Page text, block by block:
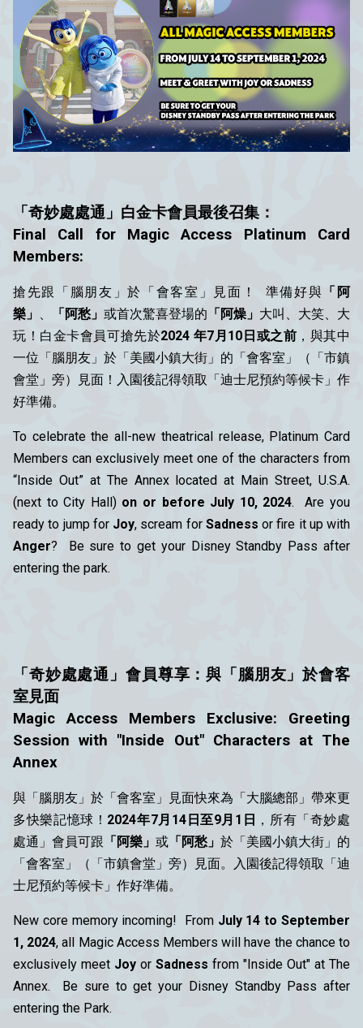
「奇妙處處通」白金卡會員最後召集：
Final Call for Magic Access Platinum Card
Members:
搶先跟「腦朋友」於「會客室」見面！ ‌ 準備好與 「阿
樂」 、 「阿愁」 或首次驚喜登場的 「阿燥」 大叫、大笑、大
玩！白金卡會員可搶先於2024 年7月10日或之前 ，與其中
一位「腦朋友」於「美國小鎮大街」的「會客室」（「市鎮
會堂」旁）見面！入園後記得領取「迪士尼預約等候卡」作
好準備。
To celebrate the all-new theatrical release, Platinum Card
Members can exclusively meet one of the characters from
“Inside Out” at The Annex located at Main Street, U.S.A.
(next to City Hall) on or before July 10, 2024. Are you
ready to jump for Joy, scream for Sadness or fire it up with
Anger? Be sure to get your Disney Standby Pass after
entering the park.
「奇妙處處通」會員尊享：與「腦朋友」於會客
室見面
Magic Access Members Exclusive: Greeting
Session with "Inside Out" Characters at The
Annex
與「腦朋友」於「會客室」見面快來為「大腦總部」帶來更
多快樂記憶球！ 2024年7月14日至9月1日 ，所有「奇妙處
處通」會員可跟 「阿樂」 或 「阿愁」 於「美國小鎮大街」的
「會客室」（「市鎮會堂」旁）見面。入園後記得領取「迪
士尼預約等候卡」作好準備。
New core memory incoming! From July 14 to September
1, 2024, all Magic Access Members will have the chance to
exclusively meet Joy or Sadness from "Inside Out" at The
Annex. Be sure to get your Disney Standby Pass after
entering the Park.